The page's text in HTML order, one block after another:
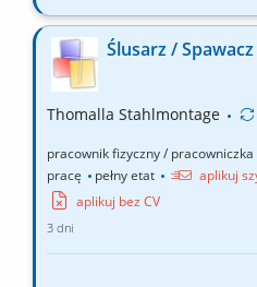
przygotowanie nadwozi ciągników
samochodów do prowadzenia
szpachlowanie, matowienie itd.)
lakierniczych; lakierowanie
samochodowych, zgodnie z
producentów...
Ślusarz / Spawacz
Thomalla Stahlmontage
pracownik fizyczny / pracowniczka
pracę
pełny etat
aplikuj
aplikuj bez CV
3 dni